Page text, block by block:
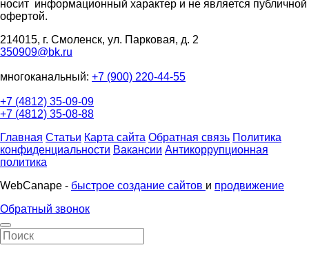
носит информационный характер и не является публичной
офертой.
214015, г. Смоленск, ул. Парковая, д. 2
350909@bk.ru
многоканальный: +7 (900) 220-44-55
+7 (4812) 35-09-09
+7 (4812) 35-08-88
Главная Статьи Карта сайта Обратная связь Политика
конфиденциальности Вакансии Антикоррупционная
политика
WebCanape - быстрое создание сайтов и продвижение
Обратный звонок